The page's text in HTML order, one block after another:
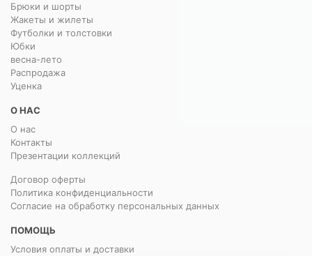
Брюки и шорты
Жакеты и жилеты
Футболки и толстовки
Юбки
весна-лето
Распродажа
Уценка
О НАС
О нас
Контакты
Презентации коллекций
Договор оферты
Политика конфиденциальности
Согласие на обработку персональных данных
ПОМОЩЬ
Условия оплаты и доставки